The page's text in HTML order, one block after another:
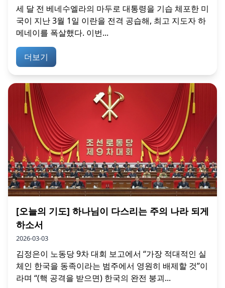
세 달 전 베네수엘라의 마두로 대통령을 기습 체포한 미
국이 지난 3월 1일 이란을 전격 공습해, 최고 지도자 하
메네이를 폭살했다. 이번...
더보기
[오늘의 기도] 하나님이 다스리는 주의 나라 되게
하소서
2026-03-03
김정은이 노동당 9차 대회 보고에서 “가장 적대적인 실
체인 한국을 동족이라는 범주에서 영원히 배제할 것”이
라며 “(핵 공격을 받으면) 한국의 완전 붕괴...